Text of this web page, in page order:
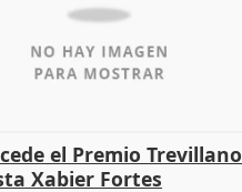
el Premio
Xabier Fortes